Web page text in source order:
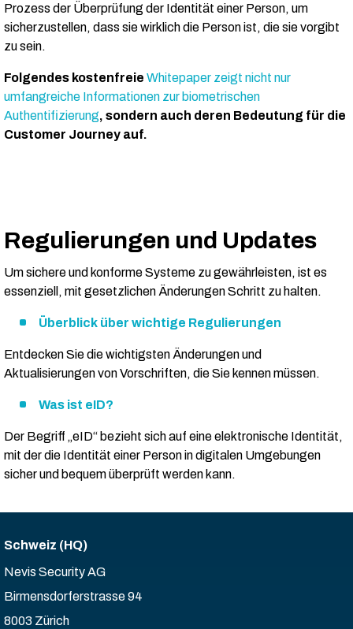
Prozess der Überprüfung der Identität einer Person, um
sicherzustellen, dass sie wirklich die Person ist, die sie vorgibt
zu sein.
Folgendes kostenfreie Whitepaper zeigt nicht nur
umfangreiche Informationen zur biometrischen
Authentifizierung, sondern auch deren Bedeutung für die
Customer Journey auf.
Regulierungen und Updates
Um sichere und konforme Systeme zu gewährleisten, ist es
essenziell, mit gesetzlichen Änderungen Schritt zu halten.
Überblick über wichtige Regulierungen
Entdecken Sie die wichtigsten Änderungen und
Aktualisierungen von Vorschriften, die Sie kennen müssen.
Was ist eID?
Der Begriff „eID“ bezieht sich auf eine elektronische Identität,
mit der die Identität einer Person in digitalen Umgebungen
sicher und bequem überprüft werden kann.
Schweiz (HQ)
Nevis Security AG
Birmensdorferstrasse 94
8003 Zürich